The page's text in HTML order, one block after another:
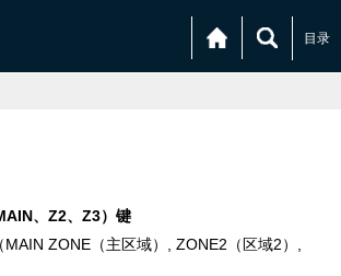
目录
、Z2、Z3）键
ZONE（主区域）, ZONE2（区域2）,